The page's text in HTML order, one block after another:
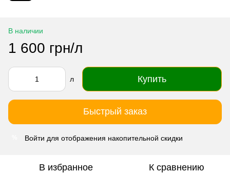
В наличии
1 600 грн/л
л Купить
Быстрый заказ
Войти для отображения накопительной скидки
В избранное К сравнению